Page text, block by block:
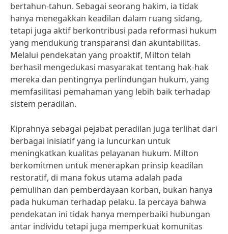
bertahun-tahun. Sebagai seorang hakim, ia tidak
hanya menegakkan keadilan dalam ruang sidang,
tetapi juga aktif berkontribusi pada reformasi hukum
yang mendukung transparansi dan akuntabilitas.
Melalui pendekatan yang proaktif, Milton telah
berhasil mengedukasi masyarakat tentang hak-hak
mereka dan pentingnya perlindungan hukum, yang
memfasilitasi pemahaman yang lebih baik terhadap
sistem peradilan.
Kiprahnya sebagai pejabat peradilan juga terlihat dari
berbagai inisiatif yang ia luncurkan untuk
meningkatkan kualitas pelayanan hukum. Milton
berkomitmen untuk menerapkan prinsip keadilan
restoratif, di mana fokus utama adalah pada
pemulihan dan pemberdayaan korban, bukan hanya
pada hukuman terhadap pelaku. Ia percaya bahwa
pendekatan ini tidak hanya memperbaiki hubungan
antar individu tetapi juga memperkuat komunitas